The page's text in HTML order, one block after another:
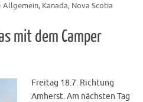
Allgemein, Kanada, Nova Scotia
mit dem Camper
Freitag 18.7. Richtung
Amherst. Am nächsten Tag